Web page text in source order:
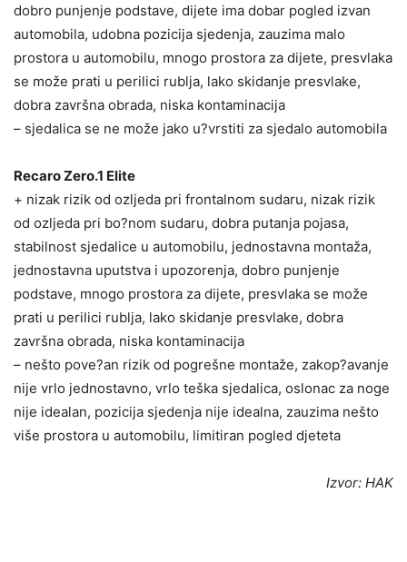
dobro punjenje podstave, dijete ima dobar pogled izvan
automobila, udobna pozicija sjedenja, zauzima malo
prostora u automobilu, mnogo prostora za dijete, presvlaka
se može prati u perilici rublja, lako skidanje presvlake,
dobra završna obrada, niska kontaminacija
– sjedalica se ne može jako u?vrstiti za sjedalo automobila
Recaro Zero.1 Elite
+ nizak rizik od ozljeda pri frontalnom sudaru, nizak rizik
od ozljeda pri bo?nom sudaru, dobra putanja pojasa,
stabilnost sjedalice u automobilu, jednostavna montaža,
jednostavna uputstva i upozorenja, dobro punjenje
podstave, mnogo prostora za dijete, presvlaka se može
prati u perilici rublja, lako skidanje presvlake, dobra
završna obrada, niska kontaminacija
– nešto pove?an rizik od pogrešne montaže, zakop?avanje
nije vrlo jednostavno, vrlo teška sjedalica, oslonac za noge
nije idealan, pozicija sjedenja nije idealna, zauzima nešto
više prostora u automobilu, limitiran pogled djeteta
Izvor: HAK